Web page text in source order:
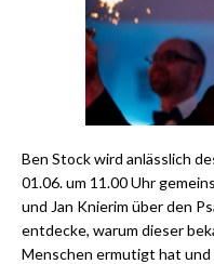
Ben Stock wird anlässlich
01.06. um 11.00 Uhr
und Jan Knierim über den
entdecke, warum dieser
Menschen ermutigt hat und